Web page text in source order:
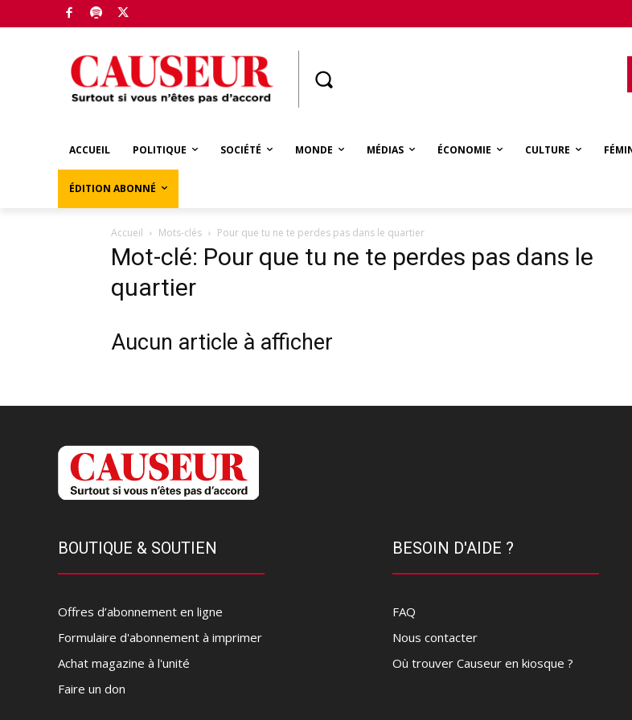
ACCUEIL POLITIQUE SOCIÉTÉ MONDE MÉDIAS ÉCONOMIE CULTURE
ÉDITION ABONNÉ
Accueil Mots-clés Pour que tu ne te perdes pas dans le quartier
Mot-clé: Pour que tu ne te perdes pas dans le
quartier
Aucun article à afficher
BOUTIQUE & SOUTIEN
Offres d’abonnement en ligne
Formulaire d'abonnement à imprimer
Achat magazine à l'unité
Faire un don
BESOIN D'AIDE ?
FAQ
Nous contacter
Où trouver Causeur en kiosque ?